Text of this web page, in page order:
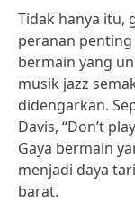
Tidak hanya itu,
peranan
bermain yang
musik jazz
didengarkan.
Davis, “Don’t
Gaya bermain
menjadi daya
barat.